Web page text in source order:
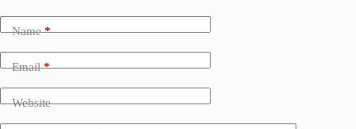
Name*
Email*
Website
e
r
n
i
v
e